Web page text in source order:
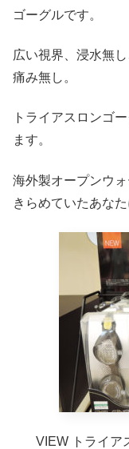
ゴーグルです。
広い視界、浸水無
痛み無し。
トライアスロンゴ
ます。
海外製オープンウ
きらめていたあなた
VIEW トライア